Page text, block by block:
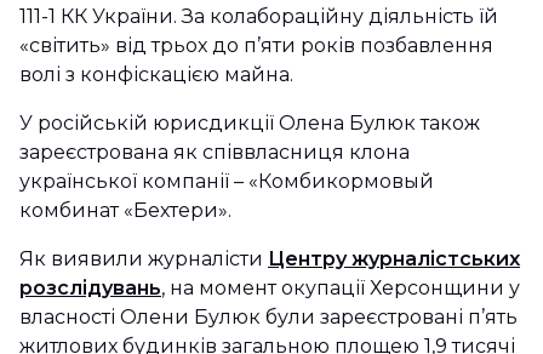
111-1 КК України. За колабораційну діяльність їй
«світить» від трьох до п’яти років позбавлення
волі з конфіскацією майна.
У російській юрисдикції Олена Булюк також
зареєстрована як співвласниця клона
української компанії – «Комбикормовый
комбинат «Бехтери».
Як виявили журналісти Центру журналістських
розслідувань, на момент окупації Херсонщини у
власності Олени Булюк були зареєстровані п’ять
житлових будинків загальною площею 1,9 тисячі